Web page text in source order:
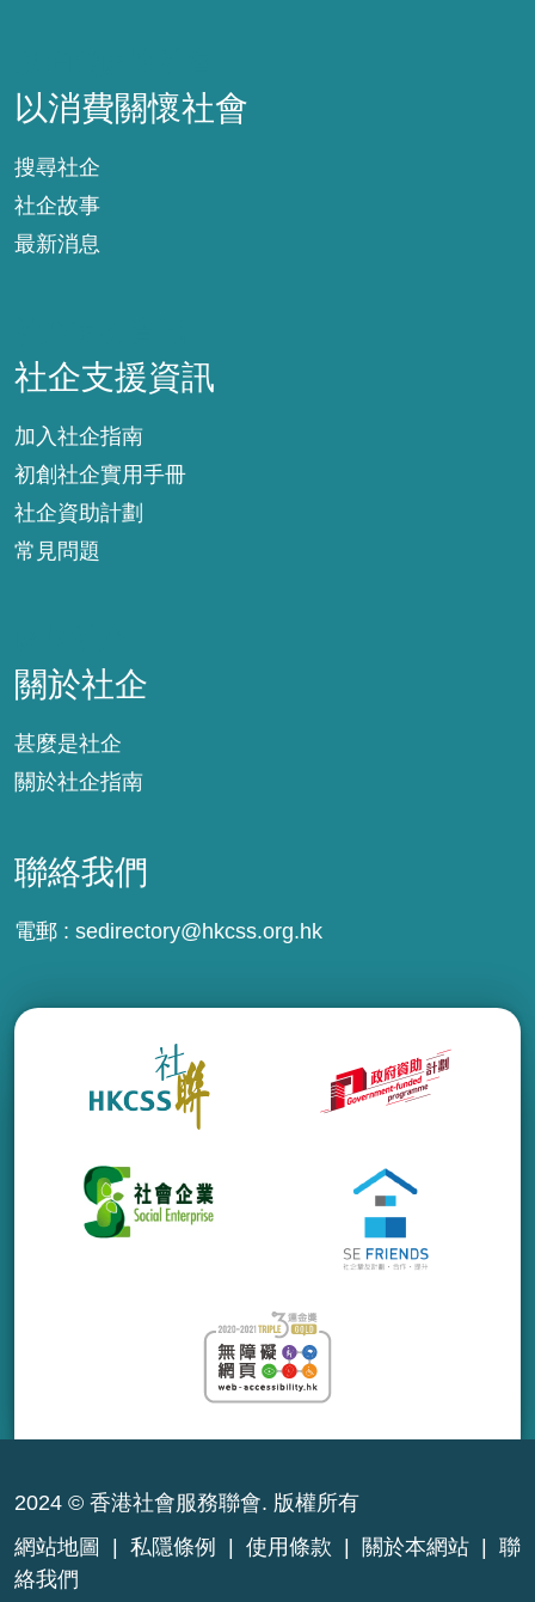
以消費關懷社會
搜尋社企
社企故事
最新消息
社企支援資訊
加入社企指南
初創社企實用手冊
社企資助計劃
常見問題
關於社企
甚麼是社企
關於社企指南
聯絡我們
電郵 : sedirectory@hkcss.org.hk
2024 © 香港社會服務聯會. 版權所有
網站地圖
私隱條例 使用條款 關於本網站
聯
絡我們